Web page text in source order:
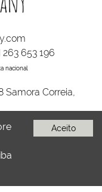
263 653 196
nacional
Samora Correia,
| DESENVOLVIDO
Aceito